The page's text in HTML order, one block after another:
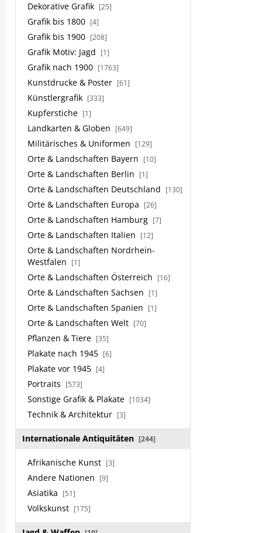
Dekorative Grafik [25]
Grafik bis 1800 [4]
Grafik bis 1900 [208]
Grafik Motiv: Jagd [1]
Grafik nach 1900 [1763]
Kunstdrucke & Poster [61]
Künstlergrafik [333]
Kupferstiche [1]
Landkarten & Globen [649]
Militärisches & Uniformen [129]
Orte & Landschaften Bayern [10]
Orte & Landschaften Berlin [1]
Orte & Landschaften Deutschland [130]
Orte & Landschaften Europa [26]
Orte & Landschaften Hamburg [7]
Orte & Landschaften Italien [12]
Orte & Landschaften Nordrhein-
Westfalen
[1]
Orte & Landschaften Österreich [16]
Orte & Landschaften Sachsen [1]
Orte & Landschaften Spanien [1]
Orte & Landschaften Welt [70]
Pflanzen & Tiere [35]
Plakate nach 1945 [6]
Plakate vor 1945 [4]
Portraits [573]
Sonstige Grafik & Plakate [1034]
Technik & Architektur [3]
Internationale Antiquitäten [244]
Afrikanische Kunst [3]
Andere Nationen [9]
Asiatika [51]
Volkskunst [175]